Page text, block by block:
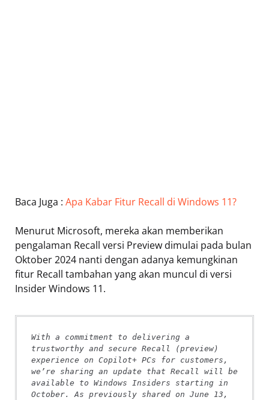
Baca Juga : Apa Kabar Fitur Recall di Windows 11?
Menurut Microsoft, mereka akan memberikan
pengalaman Recall versi Preview dimulai pada bulan
Oktober 2024 nanti dengan adanya kemungkinan
fitur Recall tambahan yang akan muncul di versi
Insider Windows 11.
With a commitment to delivering a
trustworthy and secure Recall (preview)
experience on Copilot+ PCs for customers,
we’re sharing an update that Recall will be
available to Windows Insiders starting in
October. As previously shared on June 13,